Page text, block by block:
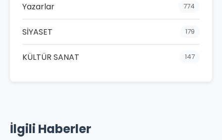
Yazarlar 774
SİYASET 179
KÜLTÜR SANAT 147
İlgili Haberler